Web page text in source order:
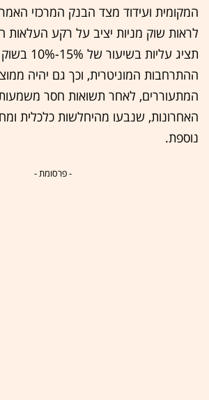
המקומית ועידוד מצד הבנק המרכזי
לראות שוק מניות יציב על רקע העלאות
תציג עליות
ההתרחבות המוניטרית, וכך גם יהיה
המתעוררים, לאחר תשואות חסר
האחרונות, שנבעו מהיחלשות כלכלית
נוספת.
- פרסומת -